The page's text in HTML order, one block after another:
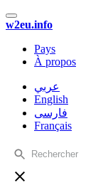
w2eu.info
Pays
À propos
عربي
English
فارسی
Français